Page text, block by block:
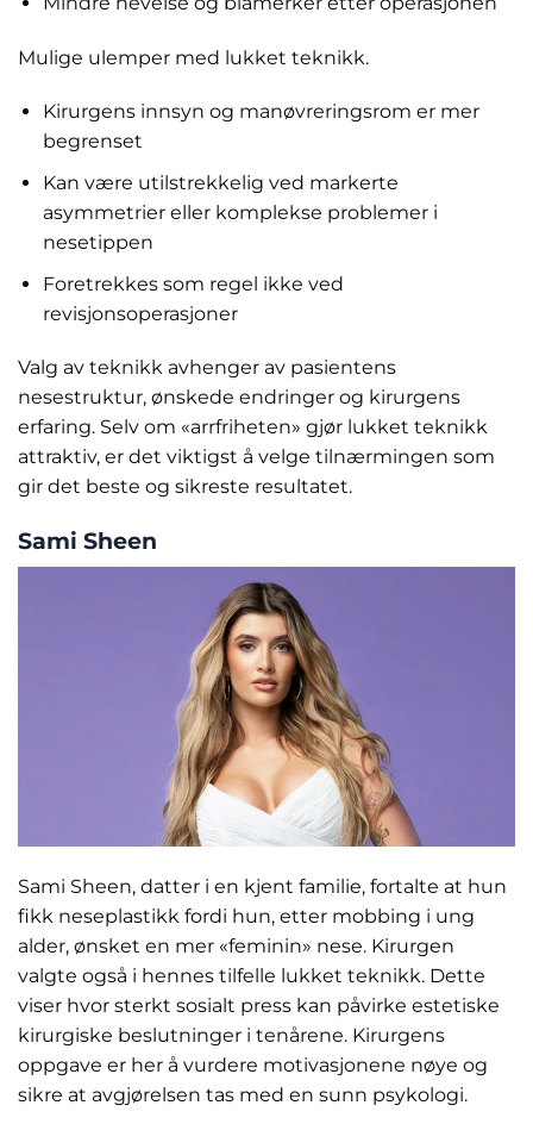
Mulige ulemper med lukket teknikk.
Kirurgens innsyn og manøvreringsrom er mer
begrenset
Kan være utilstrekkelig ved markerte
asymmetrier eller komplekse problemer i
nesetippen
Foretrekkes som regel ikke ved
revisjonsoperasjoner
Valg av teknikk avhenger av pasientens
nesestruktur, ønskede endringer og kirurgens
erfaring. Selv om «arrfriheten» gjør lukket teknikk
attraktiv, er det viktigst å velge tilnærmingen som
gir det beste og sikreste resultatet.
Sami Sheen
Sami Sheen, datter i en kjent familie, fortalte at hun
fikk neseplastikk fordi hun, etter mobbing i ung
alder, ønsket en mer «feminin» nese. Kirurgen
valgte også i hennes tilfelle lukket teknikk. Dette
viser hvor sterkt sosialt press kan påvirke estetiske
kirurgiske beslutninger i tenårene. Kirurgens
oppgave er her å vurdere motivasjonene nøye og
sikre at avgjørelsen tas med en sunn psykologi.